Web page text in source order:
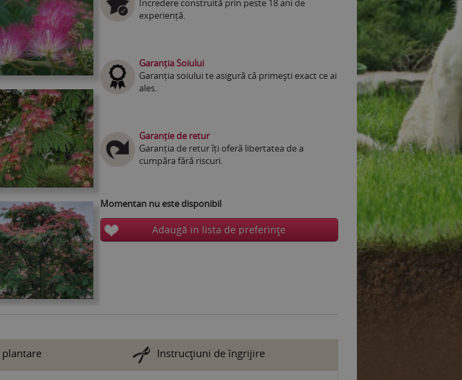
Încredere construită prin peste 18 ani de
experiență.
Garanția Soiului
Garanția soiului te asigură că primești exact ce ai
ales.
Garanție de retur
Garanția de retur îți oferă libertatea de a
cumpăra fără riscuri.
Momentan nu este disponibil
Adaugă in lista de preferinţe
Instrucţiuni de îngrijire